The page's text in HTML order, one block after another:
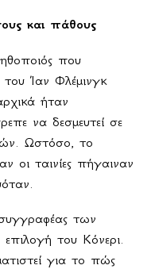
και πάθους
που
Ίαν Φλέμινγκ
ήταν
να δεσμευτεί σε
Ωστόσο, το
οι ταινίες πήγαιναν
συγγραφέας των
του Κόνερι.
για το πώς